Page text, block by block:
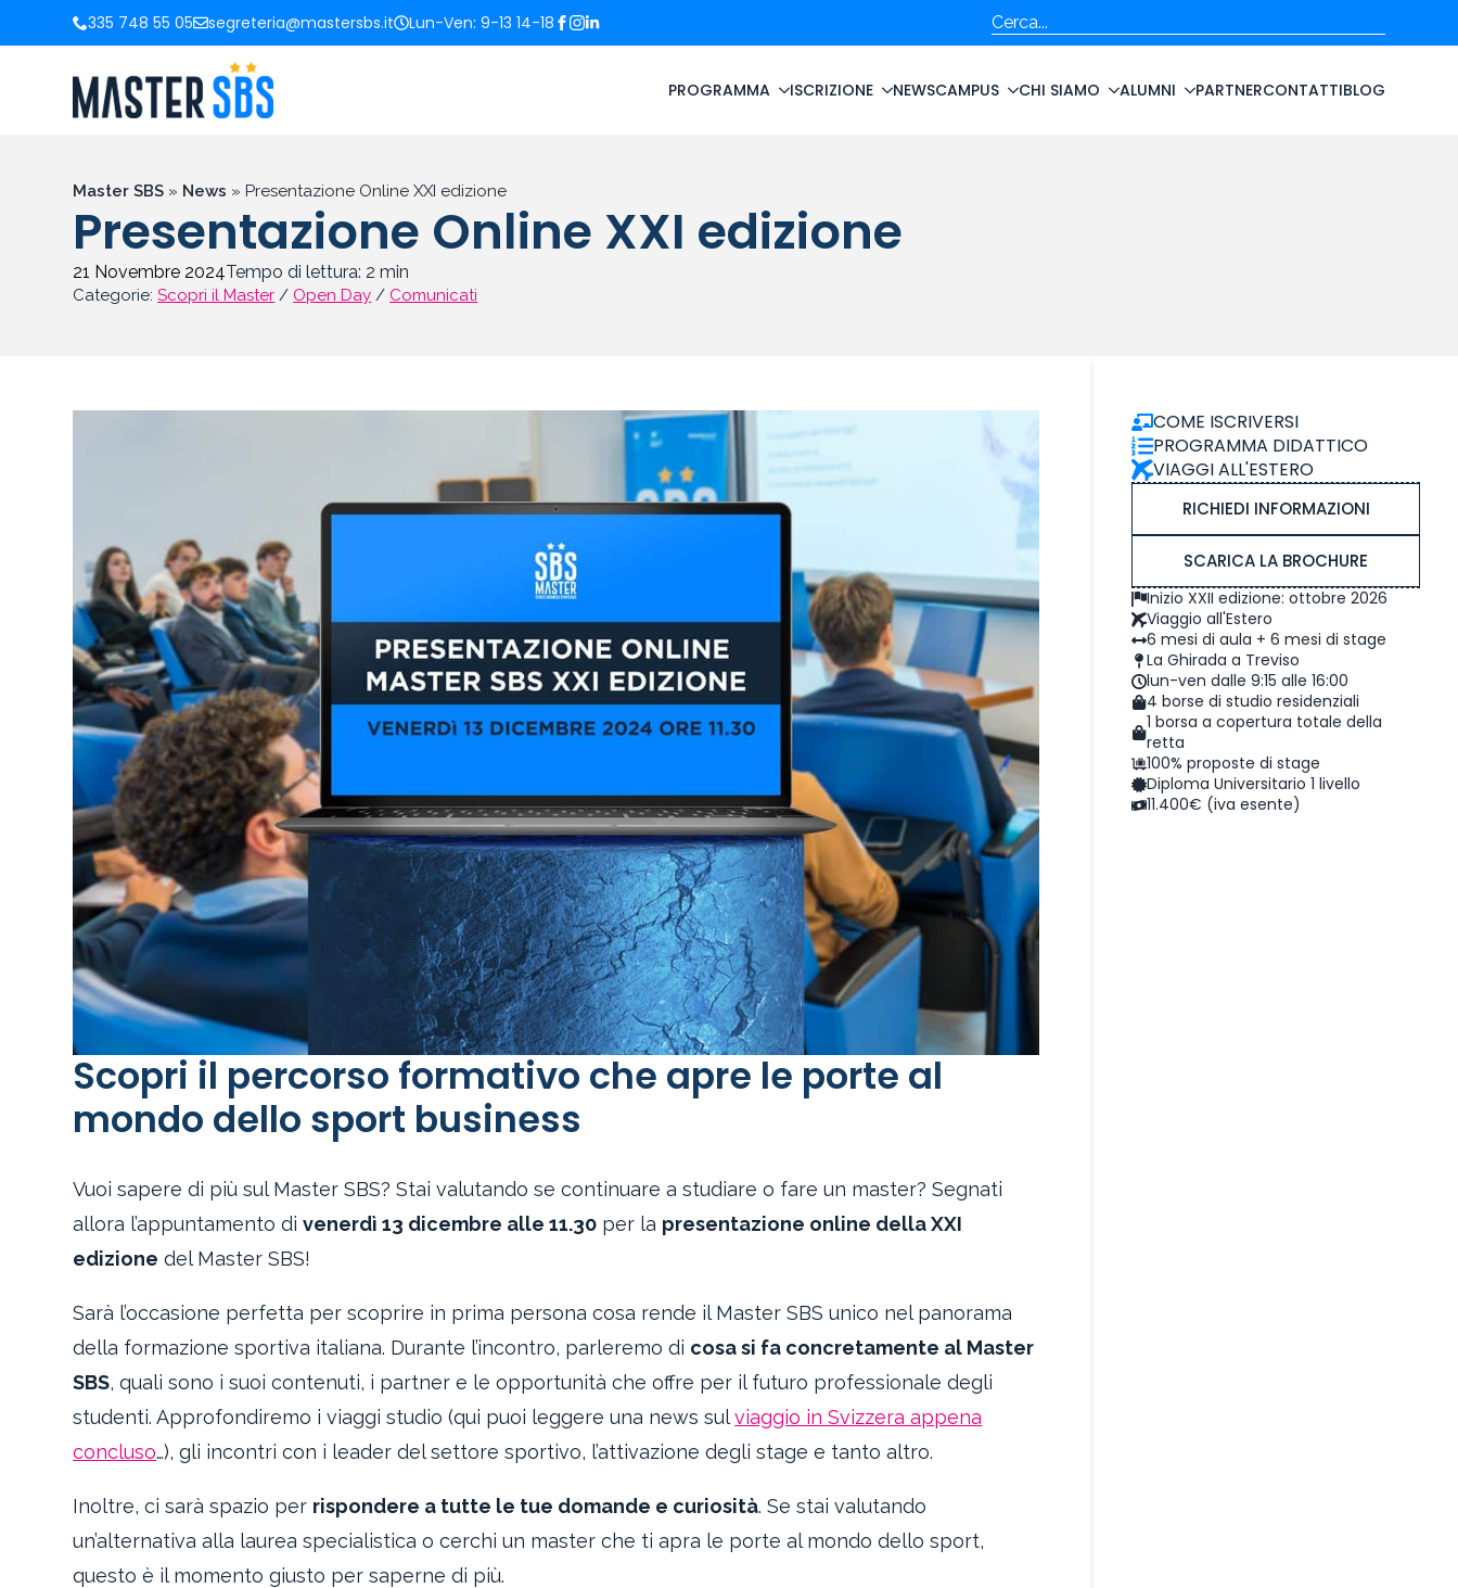
335 748 55 05 segreteria@mastersbs.it Lun-Ven: 9-13 14-18 Cerca
PROGRAMMA ISCRIZIONE NEWSCAMPUS CHI SIAMO ALUMNI PARTNERCONTATTIBLOG
Master SBS » News » Presentazione Online XXI edizione
Presentazione Online XXI edizione
21 Novembre 2024Tempo di lettura: 2 min
Categorie:Scopri il Master / Open Day / Comunicati
Scopri il percorso formativo che apre le porte al
mondo dello sport business
Vuoi sapere di più sul Master SBS? Stai valutando se continuare a studiare o fare un master? Segnati
allora l’appuntamento divenerdì 13 dicembre alle 11.30 per la presentazione online della XXI
edizione del Master SBS!
Sarà l’occasione perfetta per scoprire in prima persona cosa rende il Master SBS unico nel panorama
della formazione sportiva italiana. Durante l’incontro, parleremo di cosa si fa concretamente al Master
SBS, quali sono i suoi contenuti, i partner e le opportunità che offre per il futuro professionale degli
studenti. Approfondiremo i viaggi studio (qui puoi leggere una news sulviaggio in Svizzera appena
concluso…), gli incontri con i leader del settore sportivo, l’attivazione degli stage e tanto altro.
Inoltre, ci sarà spazio per rispondere a tutte le tue domande e curiosità. Se stai valutando
un’alternativa alla laurea specialistica o cerchi un master che ti apra le porte al mondo dello sport,
questo è il momento giusto per saperne di più.
COME ISCRIVERSI
PROGRAMMA DIDATTICO
VIAGGI ALL'ESTERO
RICHIEDI INFORMAZIONI
SCARICA LA BROCHURE
Inizio XXII edizione: ottobre 2026
Viaggio all'Estero
6 mesi di aula + 6 mesi di stage
La Ghirada a Treviso
lun-ven dalle 9:15 alle 16:00
4 borse di studio residenziali
1 borsa a copertura totale della
retta
100% proposte di stage
Diploma Universitario 1 livello
11.400€ (iva esente)